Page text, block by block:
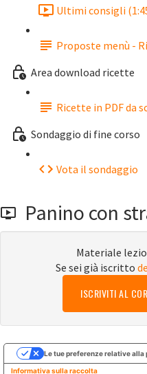
Ultimi consigli
Proposte menù -
Area download ricette
Ricette in PDF da
Sondaggio di fine corso
Vota il sondaggio
Panino con
Materiale
Se sei già iscritto
ISCRIVITI AL
Informativa sulla raccolta
Le tue preferenze relative alla